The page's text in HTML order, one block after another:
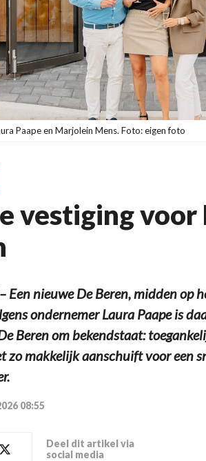
Paape en Marjolein Mens. Foto: eigen foto
vestiging voor
Een nieuwe De Beren, midden op
ondernemer Laura Paape is
Beren om bekendstaat:
zo makkelijk aanschuift voor een
08:55
Deel dit artikel via
social media